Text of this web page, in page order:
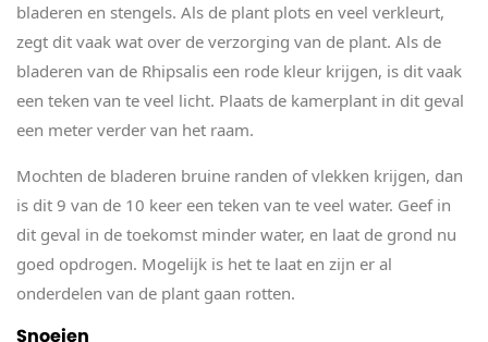
bladeren en stengels. Als de plant plots en veel verkleurt,
zegt dit vaak wat over de verzorging van de plant. Als de
bladeren van de Rhipsalis een rode kleur krijgen, is dit vaak
een teken van te veel licht. Plaats de kamerplant in dit geval
een meter verder van het raam.
Mochten de bladeren bruine randen of vlekken krijgen, dan
is dit 9 van de 10 keer een teken van te veel water. Geef in
dit geval in de toekomst minder water, en laat de grond nu
goed opdrogen. Mogelijk is het te laat en zijn er al
onderdelen van de plant gaan rotten.
Snoeien